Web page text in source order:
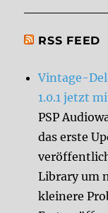
RSS FEED
Vintage-
1.0.1 jetzt
PSP
das erste
Library um
kleinere